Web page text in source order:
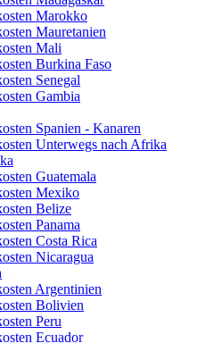
Marokko
Mauretanien
Mali
Burkina Faso
Senegal
Gambia
Spanien - Kanaren
Unterwegs nach Afrika
Guatemala
Mexiko
Belize
Panama
Costa Rica
Nicaragua
Argentinien
Bolivien
Peru
Ecuador